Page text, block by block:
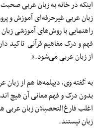
اینکه در خانه به زبان عربی
زبان عربی غیرحرفه‌ای آموزش و
راهنمایی با روش‌های آموزشی
فهم و درک مفاهیم قرآنی تاکید
از زبان عربی می‌شود.»
به گفته وی، دیپلمه‌ها هم از
بدون درک و فهم معانی آن هیچ
اغلب فارغ‌التحصیلان زبان عربی
زبان نیستند.